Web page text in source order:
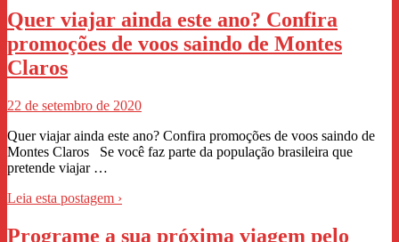
Quer viajar ainda este ano? Confira
promoções de voos saindo de Montes
Claros
22 de setembro de 2020
Quer viajar ainda este ano? Confira promoções de voos saindo de
Montes Claros Se você faz parte da população brasileira que
pretende viajar …
Leia esta postagem ›
Programe a sua próxima viagem pelo